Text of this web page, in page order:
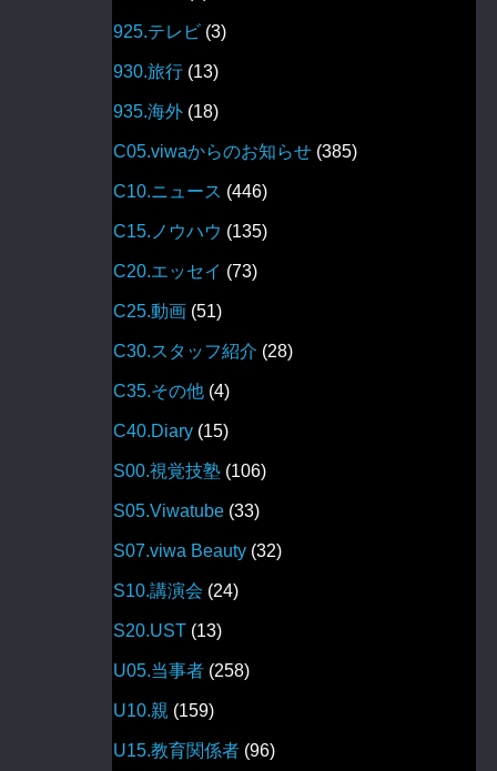
925.テレビ (3)
930.旅行 (13)
935.海外 (18)
C05.viwaからのお知らせ (385)
C10.ニュース (446)
C15.ノウハウ (135)
C20.エッセイ (73)
C25.動画 (51)
C30.スタッフ紹介 (28)
C35.その他 (4)
C40.Diary (15)
S00.視覚技塾 (106)
S05.Viwatube (33)
S07.viwa Beauty (32)
S10.講演会 (24)
S20.UST (13)
U05.当事者 (258)
U10.親 (159)
U15.教育関係者 (96)